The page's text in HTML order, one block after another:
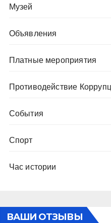
Музей
Объявления
Платные мероприятия
Противодействие
События
Спорт
Час истории
ВАШИ ОТЗЫВЫ